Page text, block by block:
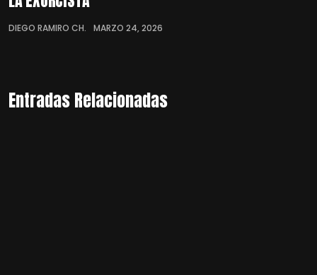
DIEGO RAMIRO CH. MARZO 24, 2026
Entradas Relacionadas